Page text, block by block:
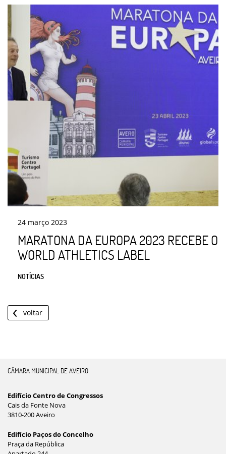
24 março 2023
MARATONA DA EUROPA 2023 RECEBE O
WORLD ATHLETICS LABEL
NOTÍCIAS
voltar
CÂMARA MUNICIPAL DE AVEIRO
Edifício Centro de Congressos
Cais da Fonte Nova
3810-200 Aveiro
Edifício Paços do Concelho
Praça da República